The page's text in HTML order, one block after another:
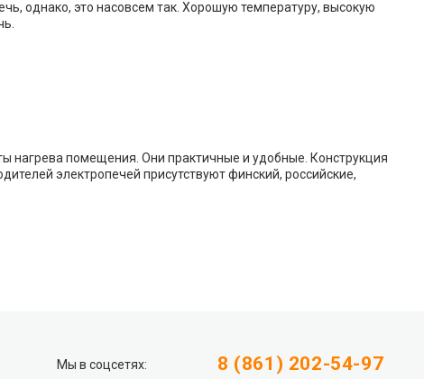
однако, это насовсем так. Хорошую температуру, высокую
нагрева помещения. Они практичные и удобные. Конструкция
электропечей присутствуют финский, российские,
Мы в соцсетях: 8 (861) 202-54-97